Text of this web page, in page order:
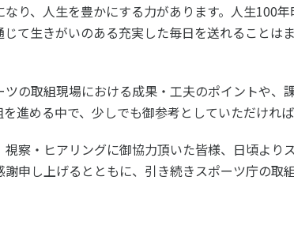
り、⼈⽣を豊かにする⼒があります。⼈⽣100
て⽣きがいのある充実した毎⽇を送れることは
の取組現場における成果・⼯夫のポイントや、
進める中で、少しでも御参考としていただければ
察・ヒアリングに御協⼒頂いた皆様、⽇頃より
申し上げるとともに、引き続きスポーツ庁の取